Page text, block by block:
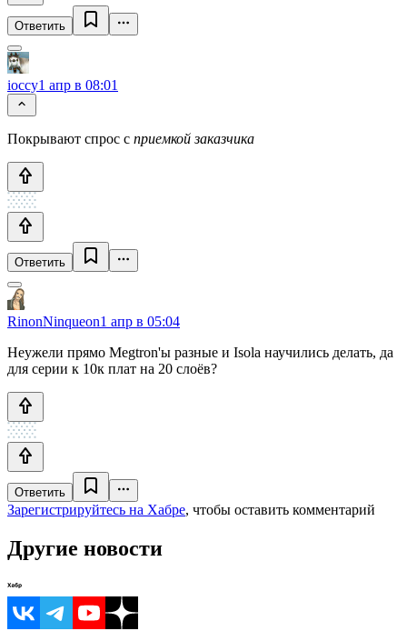
Ответить
ioccy1 апр в 08:01
Покрывают спрос с приемкой заказчика
Ответить
RinonNinqueon1 апр в 05:04
Неужели прямо Megtron'ы разные и Isola научились делать, да
для серии к 10к плат на 20 слоёв?
Ответить
Зарегистрируйтесь на Хабре, чтобы оставить комментарий
Другие новости